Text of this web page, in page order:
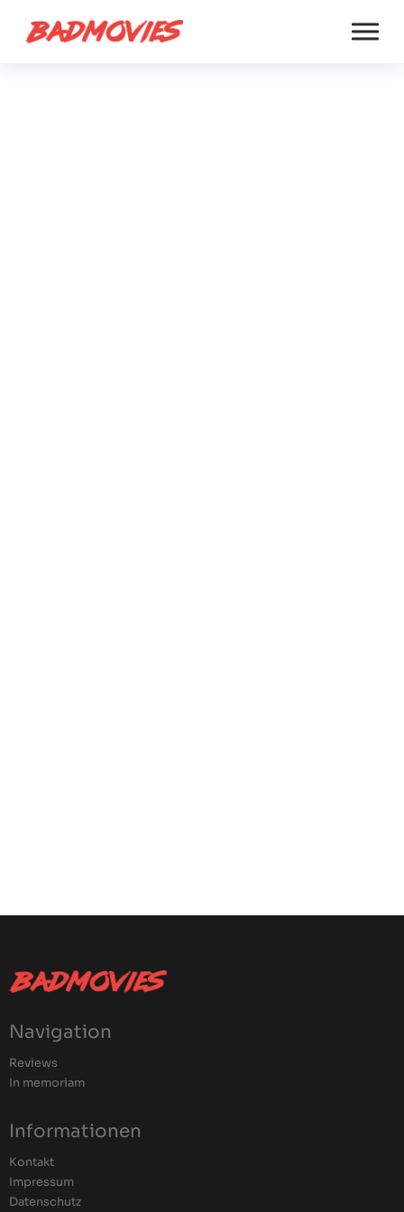
Navigation
Reviews
In memoriam
Informationen
Kontakt
Impressum
Datenschutz